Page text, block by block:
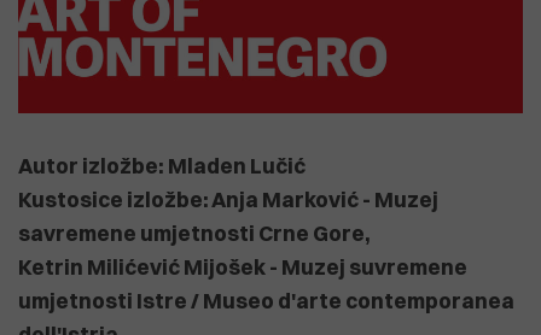
Autor izložbe: Mladen Lučić
Kustosice izložbe: Anja Marković - Muzej
savremene umjetnosti Crne Gore,
Ketrin Milićević Mijošek - Muzej suvremene
umjetnosti Istre / Museo d'arte contemporanea